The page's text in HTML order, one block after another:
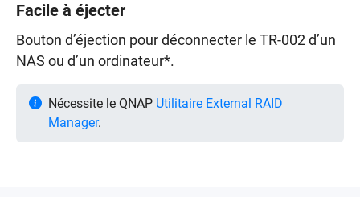
Facile à éjecter
Bouton d’éjection pour déconnecter le TR-002 d’un
NAS ou d’un ordinateur*.
Nécessite le QNAP Utilitaire External RAID
Manager.